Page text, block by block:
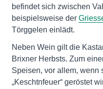
befindet sich zwischen
beispielsweise der
Törggelen einlädt.
Neben Wein gilt die
Brixner Herbsts. Zum
Speisen, vor allem, wenn
„Keschtnfeuer“ geröstet